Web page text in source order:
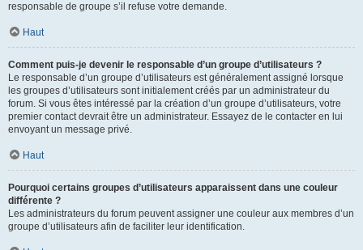
responsable de groupe s’il refuse votre demande.
Haut
Comment puis-je devenir le responsable d’un groupe d’utilisateurs ?
Le responsable d’un groupe d’utilisateurs est généralement assigné lorsque
les groupes d’utilisateurs sont initialement créés par un administrateur du
forum. Si vous êtes intéressé par la création d’un groupe d’utilisateurs, votre
premier contact devrait être un administrateur. Essayez de le contacter en lui
envoyant un message privé.
Haut
Pourquoi certains groupes d’utilisateurs apparaissent dans une couleur
différente ?
Les administrateurs du forum peuvent assigner une couleur aux membres d’un
groupe d’utilisateurs afin de faciliter leur identification.